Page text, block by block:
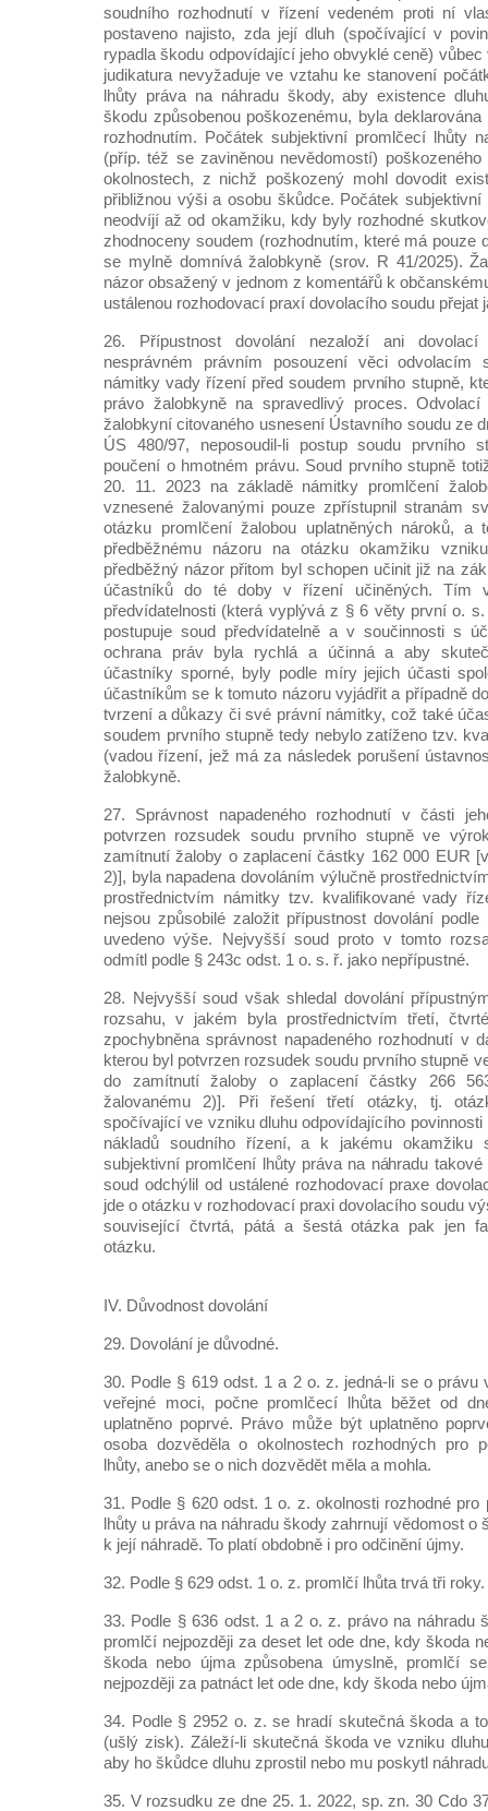
soudního rozhodnutí v řízení vedeném proti ní
postaveno najisto, zda její dluh (spočívající v
rypadla škodu odpovídající jeho obvyklé ceně)
judikatura nevyžaduje ve vztahu ke stanovení
lhůty práva na náhradu škody, aby existence
škodu způsobenou poškozenému, byla
rozhodnutím. Počátek subjektivní promlčecí lhůty
(příp. též se zaviněnou nevědomostí)
okolnostech, z nichž poškozený mohl dovodit
přibližnou výši a osobu škůdce. Počátek
neodvíjí až od okamžiku, kdy byly rozhodné
zhodnoceny soudem (rozhodnutím, které má pouze
se mylně domnívá žalobkyně (srov. R 41/2025).
názor obsažený v jednom z komentářů k
ustálenou rozhodovací praxí dovolacího soudu přejat
26. Přípustnost dovolání nezaloží ani
nesprávném právním posouzení věci odvolacím
námitky vady řízení před soudem prvního stupně,
právo žalobkyně na spravedlivý proces.
žalobkyní citovaného usnesení Ústavního soudu ze
ÚS 480/97, neposoudil-li postup soudu prvního
poučení o hmotném právu. Soud prvního stupně
20. 11. 2023 na základě námitky promlčení
vznesené žalovanými pouze zpřístupnil stranám
otázku promlčení žalobou uplatněných nároků, a
předběžnému názoru na otázku okamžiku
předběžný názor přitom byl schopen učinit již na
účastníků do té doby v řízení učiněných. Tím
předvídatelnosti (která vyplývá z § 6 věty první o.
postupuje soud předvídatelně a v součinnosti s
ochrana práv byla rychlá a účinná a aby
účastníky sporné, byly podle míry jejich účasti
účastníkům se k tomuto názoru vyjádřit a případně
tvrzení a důkazy či své právní námitky, což také
soudem prvního stupně tedy nebylo zatíženo tzv.
(vadou řízení, jež má za následek porušení
žalobkyně.
27. Správnost napadeného rozhodnutí v části
potvrzen rozsudek soudu prvního stupně ve
zamítnutí žaloby o zaplacení částky 162 000 EUR
2)], byla napadena dovoláním výlučně
prostřednictvím námitky tzv. kvalifikované vady
nejsou způsobilé založit přípustnost dovolání
uvedeno výše. Nejvyšší soud proto v tomto
odmítl podle § 243c odst. 1 o. s. ř. jako nepřípustné.
28. Nejvyšší soud však shledal dovolání
rozsahu, v jakém byla prostřednictvím třetí,
zpochybněna správnost napadeného rozhodnutí v
kterou byl potvrzen rozsudek soudu prvního stupně
do zamítnutí žaloby o zaplacení částky 266
žalovanému 2)]. Při řešení třetí otázky, tj.
spočívající ve vzniku dluhu odpovídajícího povinnosti
nákladů soudního řízení, a k jakému okamžiku
subjektivní promlčení lhůty práva na náhradu
soud odchýlil od ustálené rozhodovací praxe
jde o otázku v rozhodovací praxi dovolacího soudu
související čtvrtá, pátá a šestá otázka pak jen
otázku.
IV. Důvodnost dovolání
29. Dovolání je důvodné.
30. Podle § 619 odst. 1 a 2 o. z. jedná-li se o právu
veřejné moci, počne promlčecí lhůta běžet od
uplatněno poprvé. Právo může být uplatněno
osoba dozvěděla o okolnostech rozhodných pro
lhůty, anebo se o nich dozvědět měla a mohla.
31. Podle § 620 odst. 1 o. z. okolnosti rozhodné pro
lhůty u práva na náhradu škody zahrnují vědomost o
k její náhradě. To platí obdobně i pro odčinění újmy.
32. Podle § 629 odst. 1 o. z. promlčí lhůta trvá tři roky.
33. Podle § 636 odst. 1 a 2 o. z. právo na náhradu
promlčí nejpozději za deset let ode dne, kdy škoda
škoda nebo újma způsobena úmyslně, promlčí
nejpozději za patnáct let ode dne, kdy škoda nebo
34. Podle § 2952 o. z. se hradí skutečná škoda a
(ušlý zisk). Záleží-li skutečná škoda ve vzniku
aby ho škůdce dluhu zprostil nebo mu poskytl
35. V rozsudku ze dne 25. 1. 2022, sp. zn. 30 Cdo